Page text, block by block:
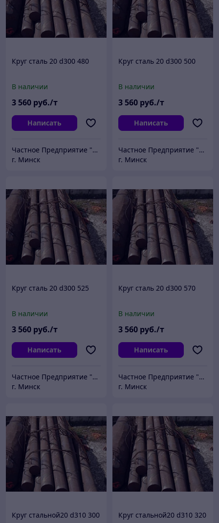
Круг сталь 20 d300 480
В наличии
3 560 руб./т
Написать
Частное Предприятие "ПромШтамп"
г. Минск
Круг сталь 20 d300 500
В наличии
3 560 руб./т
Написать
Частное Предприятие "ПромШтамп"
г. Минск
Круг сталь 20 d300 525
В наличии
3 560 руб./т
Написать
Частное Предприятие "ПромШтамп"
г. Минск
Круг сталь 20 d300 570
В наличии
3 560 руб./т
Написать
Частное Предприятие "ПромШтамп"
г. Минск
Круг стальной20 d310 300 Круг стальной20 d310 320